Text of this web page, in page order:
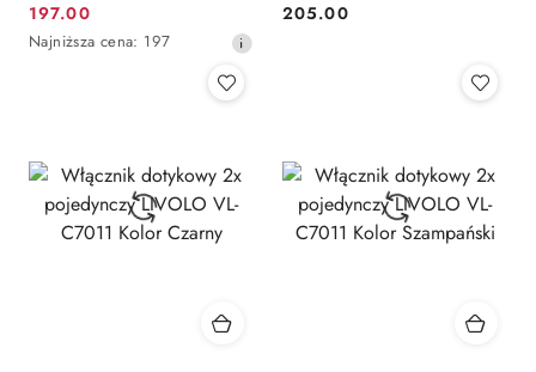
Cena
promocyjna:
197.00
Najniższa
obniżką
Najniższa cena: 197
Cena:
205.00